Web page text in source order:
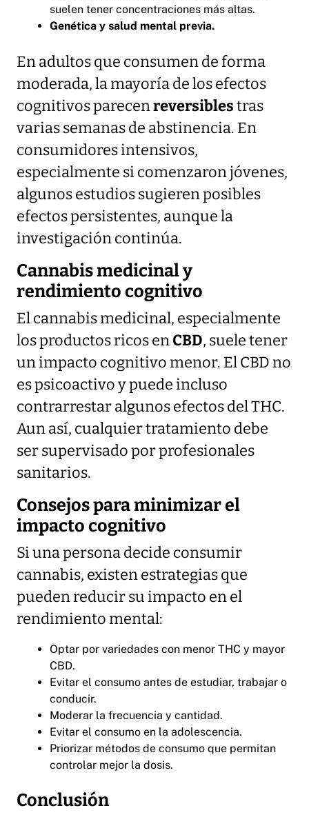
suelen tener concentraciones más altas.
Genética y salud mental previa.
En adultos que consumen de forma
moderada, la mayoría de los efectos
cognitivos parecenreversiblestras
varias semanas de abstinencia. En
consumidores intensivos,
especialmente si comenzaron jóvenes,
algunos estudios sugieren posibles
efectos persistentes, aunque la
investigación continúa.
Cannabis medicinal y
rendimiento cognitivo
El cannabis medicinal, especialmente
los productos ricos enCBD, suele tener
un impacto cognitivo menor. El CBD no
es psicoactivo y puede incluso
contrarrestar algunos efectos del THC.
Aun así, cualquier tratamiento debe
ser supervisado por profesionales
sanitarios.
Consejos para minimizar el
impacto cognitivo
Si una persona decide consumir
cannabis, existen estrategias que
pueden reducir su impacto en el
rendimiento mental:
Optar por variedades con menor THC y mayor
CBD.
Evitar el consumo antes de estudiar, trabajar o
conducir.
Moderar la frecuencia y cantidad.
Evitar el consumo en la adolescencia.
Priorizar métodos de consumo que permitan
controlar mejor la dosis.
Conclusión